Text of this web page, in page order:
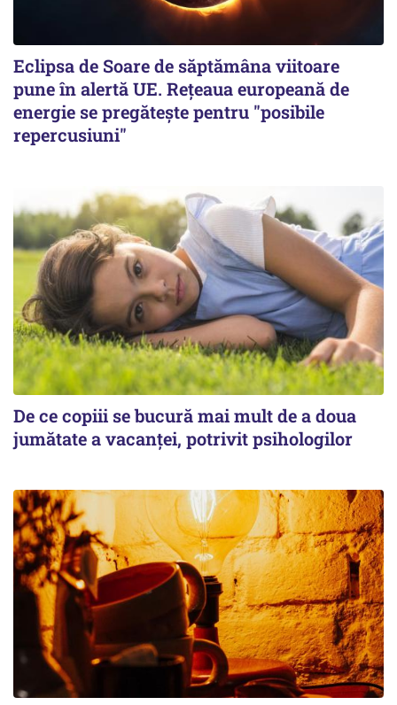
Eclipsa de Soare de săptămâna viitoare
pune în alertă UE. Rețeaua europeană de
energie se pregătește pentru "posibile
repercusiuni"
De ce copiii se bucură mai mult de a doua
jumătate a vacanței, potrivit psihologilor